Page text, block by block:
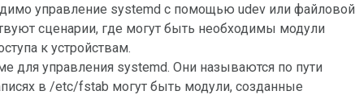
управление systemd с помощью udev или файловой
сценарии, где могут быть необходимы модули
к устройствам.
для управления systemd. Они называются по пути
в /etc/fstab могут быть модули, созданные